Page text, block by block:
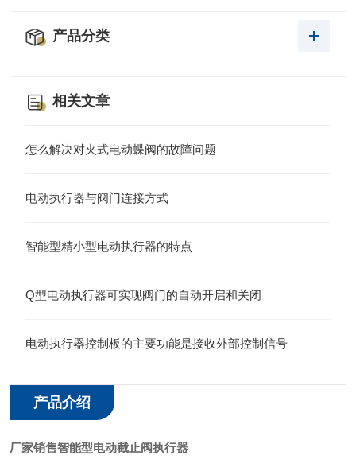
产品分类
相关文章
怎么解决对夹式电动蝶阀的故障问题
电动执行器与阀门连接方式
智能型精小型电动执行器的特点
Q型电动执行器可实现阀门的自动开启和关闭
电动执行器控制板的主要功能是接收外部控制信号
产品介绍
厂家销售智能型电动截止阀执行器